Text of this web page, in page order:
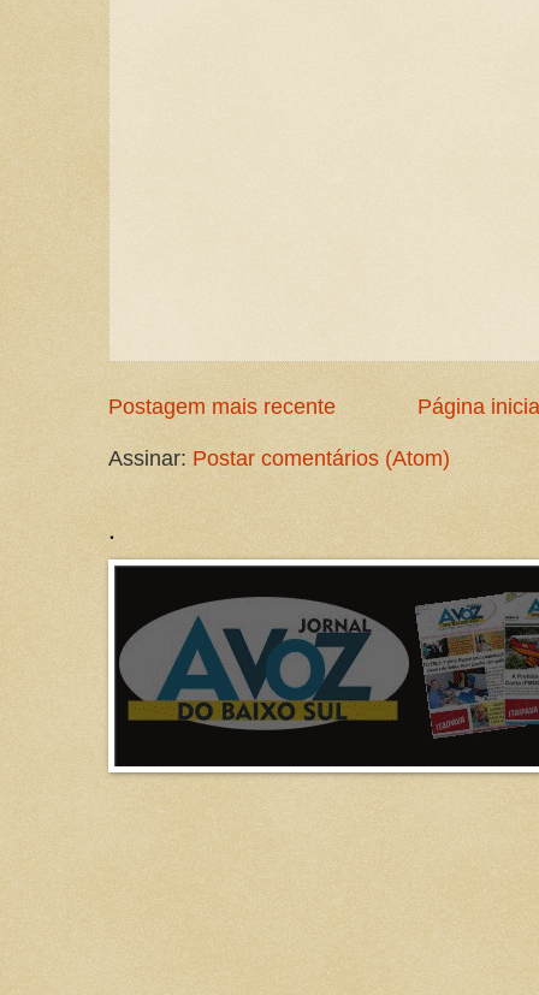
Postagem mais recente Página
Assinar: Postar comentários (Atom)
.